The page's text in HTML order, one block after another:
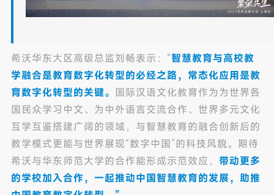
希沃华东大区高级总监刘畅表示：“智慧教育与高校教
学融合是教育数字化转型的必经之路，常态化应用是教
育数字化转型的关键。 国际汉语文化教育作为为世界各
国民众学习中文、为中外语言交流合作、世界多元文化
互学互鉴搭建广阔的领域，与智慧教育的融合创新后的
教学模式更能与世界展现“数字中国”的科技风貌。期待
希沃与华东师范大学的合作能形成示范效应， 带动更多
的学校加入合作，一起推动中国智慧教育的发展，助推